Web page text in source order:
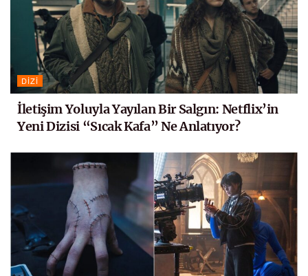
DIZI
İletişim Yoluyla Yayılan Bir Salgın: Netflix’in
Yeni Dizisi “Sıcak Kafa” Ne Anlatıyor?